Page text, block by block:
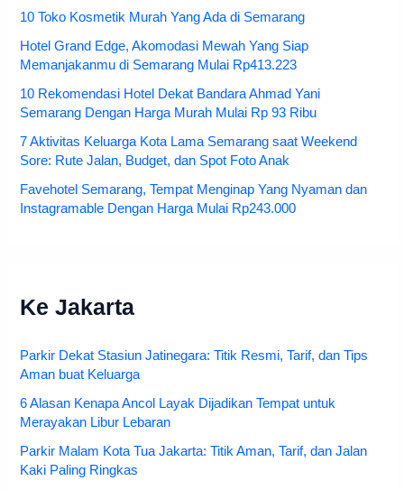
10 Toko Kosmetik Murah Yang Ada di Semarang
Hotel Grand Edge, Akomodasi Mewah Yang Siap
Memanjakanmu di Semarang Mulai Rp413.223
10 Rekomendasi Hotel Dekat Bandara Ahmad Yani
Semarang Dengan Harga Murah Mulai Rp 93 Ribu
7 Aktivitas Keluarga Kota Lama Semarang saat Weekend
Sore: Rute Jalan, Budget, dan Spot Foto Anak
Favehotel Semarang, Tempat Menginap Yang Nyaman dan
Instagramable Dengan Harga Mulai Rp243.000
Ke Jakarta
Parkir Dekat Stasiun Jatinegara: Titik Resmi, Tarif, dan Tips
Aman buat Keluarga
6 Alasan Kenapa Ancol Layak Dijadikan Tempat untuk
Merayakan Libur Lebaran
Parkir Malam Kota Tua Jakarta: Titik Aman, Tarif, dan Jalan
Kaki Paling Ringkas